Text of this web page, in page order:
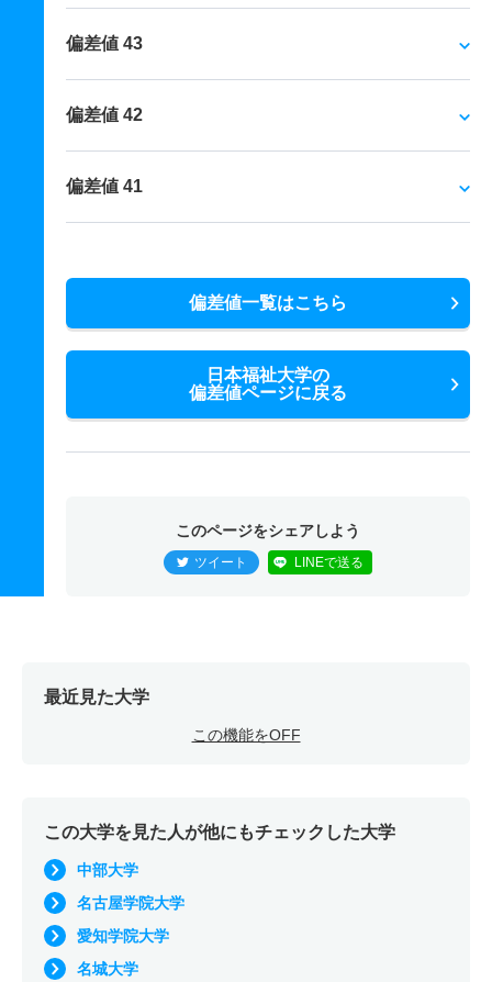
偏差値 43
偏差値 42
偏差値 41
偏差値一覧はこちら
日本福祉大学の
偏差値ページに戻る
このページをシェアしよう
ツイート LINEで送る
最近見た大学
この機能をOFF
この大学を見た人が他にもチェックした大学
中部大学
名古屋学院大学
愛知学院大学
名城大学